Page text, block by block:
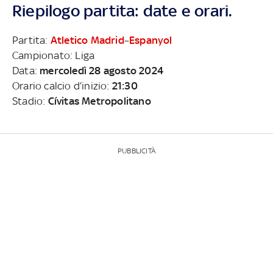
Riepilogo partita: date e orari.
Partita: Atletico Madrid–Espanyol
Campionato: Liga
Data: mercoledì 28 agosto 2024
Orario calcio d’inizio: 21:30
Stadio: Cívitas Metropolitano
PUBBLICITÀ